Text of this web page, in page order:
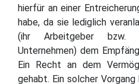
hierfür an einer
habe, da sie lediglich
(ihr Arbeitgeber bzw.
Unternehmen) dem
Ein Recht an dem
gehabt. Ein solcher